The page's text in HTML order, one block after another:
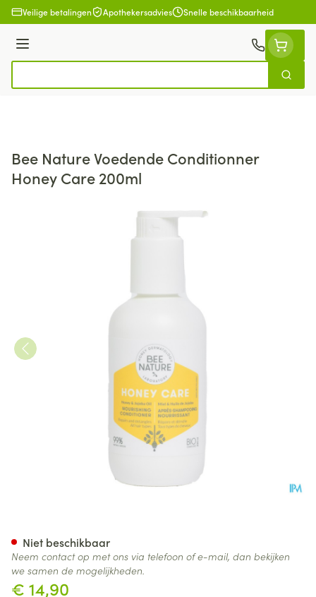
Ga naar de inhoud
Veilige betalingen Apothekersadvies Snelle beschikbaarheid
Menu
Zoek
Bee Nature Voedende Conditionner
Honey Care 200ml
€ 14,90
Niet beschikbaar
Neem contact op met ons via telefoon of e-mail, dan bekijken
we samen de mogelijkheden.